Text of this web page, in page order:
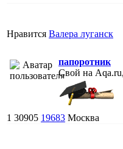
Нравится Валера луганск
папоротник
Свой на
1 30905 19683 Москва